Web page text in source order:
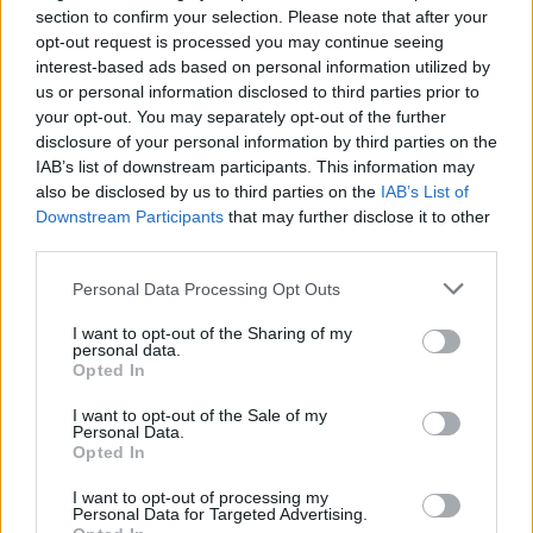
section to confirm your selection. Please note that after your
opt-out request is processed you may continue seeing
interest-based ads based on personal information utilized by
us or personal information disclosed to third parties prior to
your opt-out. You may separately opt-out of the further
disclosure of your personal information by third parties on the
IAB’s list of downstream participants. This information may
also be disclosed by us to third parties on the IAB’s List of
Downstream Participants that may further disclose it to other
Please note that this website/app uses one or more Google
not limited to your visit or usage behaviour. You may click to
grant or deny consent to Google and its third-party tags to
use your data for below specified purposes in below Google
consent section.
Personal Data Processing Opt Outs
I want to opt-out of the Sharing of my
personal data.
Opted In
I want to opt-out of the Sale of my
Personal Data.
Opted In
I want to opt-out of processing my
Personal Data for Targeted Advertising.
A questa versione la Questura ha risposto che i
manifestanti avrebbero tentato di interrompere
l’evento, senza desistere nemmeno di fronte agli alt
della Polizia. Che a quel punto, per far ritornare la
calma, avrebbe attuato una ‘carica di
alleggerimento’. Dalla Sapienza fanno invece sapere
che il convegno era autorizzato. “Condanniamo le
violenze e garantiamo il diritto a manifestare le
proprie opinioni rispettandone la pluralità“, le parole
della rettrice Antonella Polimeni. Alla fine il bilancio
per aver brandito un’asta contro gli agenti.
POTREBBE INTERESSARTI
ripropone il Premio Minerva. I
dettagli